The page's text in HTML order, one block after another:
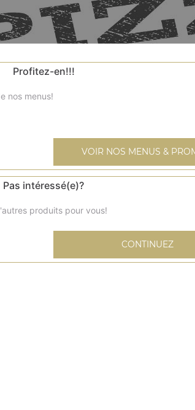
fromagère, salade, tomates, 1 viande au
Profitez-en!!!
nos menus!
VOIR NOS MENUS &
Pas intéressé(e)?
produits pour vous!
CONTINUEZ